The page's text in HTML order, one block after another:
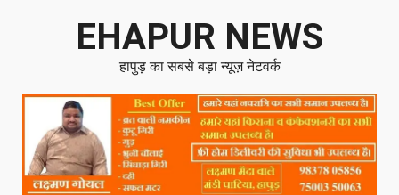
EHAPUR NEWS
हापुड़ का सबसे बड़ा न्यूज़ नेटवर्क